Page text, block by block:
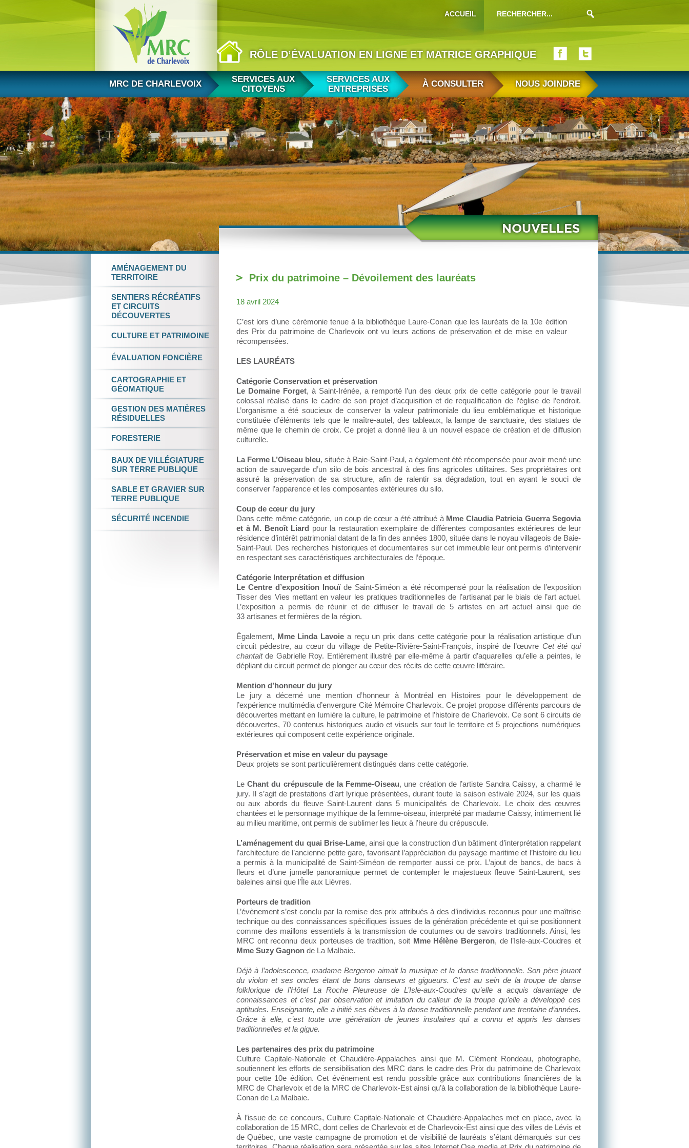
ACCUEIL
RÔLE D’ÉVALUATION EN LIGNE ET MATRICE GRAPHIQUE
Aller au contenu
MRC DE CHARLEVOIX
SERVICES AUX
CITOYENS
SERVICES AUX
ENTREPRISES
À CONSULTER NOUS JOINDRE
NOUVELLES
Prix du patrimoine – Dévoilement des lauréats
18 avril 2024
C’est lors d’une cérémonie tenue à la bibliothèque Laure‑Conan que les lauréats de la 10e édition
des Prix du patrimoine de Charlevoix ont vu leurs actions de préservation et de mise en valeur
récompensées.
LES LAURÉATS
Catégorie Conservation et préservation
Le Domaine Forget, à Saint-Irénée, a remporté l’un des deux prix de cette catégorie pour le travail
colossal réalisé dans le cadre de son projet d’acquisition et de requalification de l’église de l’endroit.
L’organisme a été soucieux de conserver la valeur patrimoniale du lieu emblématique et historique
constituée d’éléments tels que le maître-autel, des tableaux, la lampe de sanctuaire, des statues de
même que le chemin de croix. Ce projet a donné lieu à un nouvel espace de création et de diffusion
culturelle.
La Ferme L’Oiseau bleu, située à Baie-Saint-Paul, a également été récompensée pour avoir mené une
action de sauvegarde d’un silo de bois ancestral à des fins agricoles utilitaires. Ses propriétaires ont
assuré la préservation de sa structure, afin de ralentir sa dégradation, tout en ayant le souci de
conserver l’apparence et les composantes extérieures du silo.
Coup de cœur du jury
Dans cette même catégorie, un coup de cœur a été attribué à Mme Claudia Patricia Guerra Segovia
et à M. Benoît Liard pour la restauration exemplaire de différentes composantes extérieures de leur
résidence d’intérêt patrimonial datant de la fin des années 1800, située dans le noyau villageois de Baie-
Saint-Paul. Des recherches historiques et documentaires sur cet immeuble leur ont permis d’intervenir
en respectant ses caractéristiques architecturales de l’époque.
Catégorie Interprétation et diffusion
Le Centre d’exposition Inouïde Saint-Siméon a été récompensé pour la réalisation de l’exposition
Tisser des Vies mettant en valeur les pratiques traditionnelles de l’artisanat par le biais de l’art actuel.
L’exposition a permis de réunir et de diffuser le travail de 5 artistes en art actuel ainsi que de
33 artisanes et fermières de la région.
Également, MmeLinda Lavoie a reçu un prix dans cette catégorie pour la réalisation artistique d’un
circuit pédestre, au cœur du village de Petite-Rivière-Saint-François, inspiré de l’œuvre Cet été qui
chantaitde Gabrielle Roy. Entièrement illustré par elle-même à partir d’aquarelles qu’elle a peintes, le
dépliant du circuit permet de plonger au cœur des récits de cette œuvre littéraire.
Mention d’honneur du jury
Le jury a décerné une mention d’honneur à Montréal en Histoires pour le développement de
l’expérience multimédia d’envergure Cité Mémoire Charlevoix. Ce projet propose différents parcours de
découvertes mettant en lumière la culture, le patrimoine et l’histoire de Charlevoix. Ce sont 6 circuits de
découvertes, 70 contenus historiques audio et visuels sur tout le territoire et 5 projections numériques
extérieures qui composent cette expérience originale.
Préservation et mise en valeur du paysage
Deux projets se sont particulièrement distingués dans cette catégorie.
LeChant du crépuscule de la Femme-Oiseau, une création de l’artiste Sandra Caissy, a charmé le
jury. Il s’agit de prestations d’art lyrique présentées, durant toute la saison estivale 2024, sur les quais
ou aux abords du fleuve Saint-Laurent dans 5 municipalités de Charlevoix. Le choix des œuvres
chantées et le personnage mythique de la femme-oiseau, interprété par madame Caissy, intimement lié
au milieu maritime, ont permis de sublimer les lieux à l’heure du crépuscule.
L’aménagement du quai Brise-Lame, ainsi que la construction d’un bâtiment d’interprétation rappelant
l’architecture de l’ancienne petite gare, favorisant l’appréciation du paysage maritime et l’histoire du lieu
a permis à la municipalité de Saint-Siméon de remporter aussi ce prix. L’ajout de bancs, de bacs à
fleurs et d’une jumelle panoramique permet de contempler le majestueux fleuve Saint-Laurent, ses
baleines ainsi que l’Île aux Lièvres.
Porteurs de tradition
L’évènement s’est conclu par la remise des prix attribués à des d’individus reconnus pour une maîtrise
technique ou des connaissances spécifiques issues de la génération précédente et qui se positionnent
comme des maillons essentiels à la transmission de coutumes ou de savoirs traditionnels. Ainsi, les
MRC ont reconnu deux porteuses de tradition, soit MmeHélène Bergeron, de l’Isle-aux-Coudres et
Mme Suzy Gagnon de La Malbaie.
Déjà à l’adolescence, madame Bergeron aimait la musique et la danse traditionnelle. Son père jouant
du violon et ses oncles étant de bons danseurs et gigueurs. C’est au sein de la troupe de danse
folklorique de l’Hôtel La Roche Pleureuse de L’Isle-aux-Coudres qu’elle a acquis davantage de
connaissances et c’est par observation et imitation du calleur de la troupe qu’elle a développé ces
aptitudes. Enseignante, elle a initié ses élèves à la danse traditionnelle pendant une trentaine d’années.
Grâce à elle, c’est toute une génération de jeunes insulaires qui a connu et appris les danses
traditionnelles et la gigue.
Les partenaires des prix du patrimoine
Culture Capitale-Nationale et Chaudière-Appalaches ainsi que M. Clément Rondeau, photographe,
soutiennent les efforts de sensibilisation des MRC dans le cadre des Prix du patrimoine de Charlevoix
pour cette 10e édition. Cet événement est rendu possible grâce aux contributions financières de la
MRC de Charlevoix et de la MRC de Charlevoix-Est ainsi qu’à la collaboration de la bibliothèque Laure-
Conan de La Malbaie.
À l’issue de ce concours, Culture Capitale-Nationale et Chaudière-Appalaches met en place, avec la
collaboration de 15 MRC, dont celles de Charlevoix et de Charlevoix-Est ainsi que des villes de Lévis et
de Québec, une vaste campagne de promotion et de visibilité de lauréats s’étant démarqués sur ces
AMÉNAGEMENT DU
TERRITOIRE
SENTIERS RÉCRÉATIFS
ET CIRCUITS
DÉCOUVERTES
CULTURE ET PATRIMOINE
ÉVALUATION FONCIÈRE
CARTOGRAPHIE ET
GÉOMATIQUE
GESTION DES MATIÈRES
RÉSIDUELLES
FORESTERIE
BAUX DE VILLÉGIATURE
SUR TERRE PUBLIQUE
SABLE ET GRAVIER SUR
TERRE PUBLIQUE
SÉCURITÉ INCENDIE